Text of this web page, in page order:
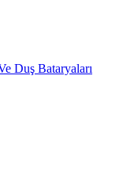
Duş Bataryaları